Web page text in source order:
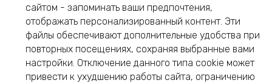
сайтом - запоминать ваши предпочтения,
отображать персонализированный контент. Эти
файлы обеспечивают дополнительные удобства при
повторных посещениях, сохраняя выбранные вами
настройки. Отключение данного типа cookie может
привести к ухудшению работы сайта, ограничению